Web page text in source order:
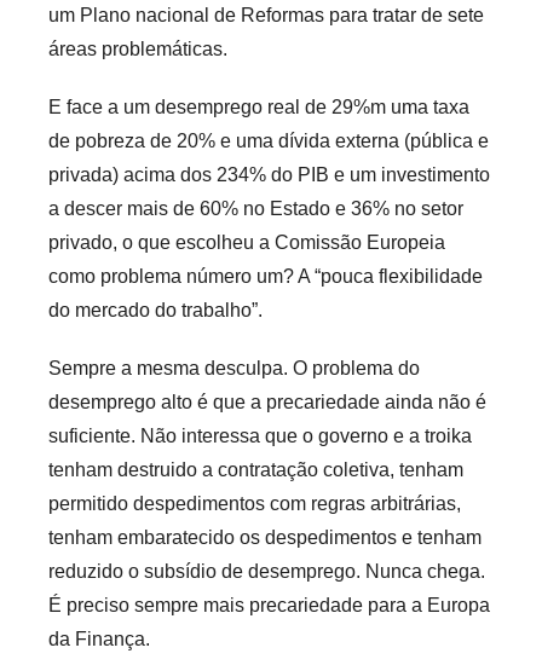
l
i
v
e
i
s
um Plano nacional de Reformas para tratar de sete
áreas problemáticas.
E face a um desemprego real de 29%m uma taxa
de pobreza de 20% e uma dívida externa (pública e
privada) acima dos 234% do PIB e um investimento
a descer mais de 60% no Estado e 36% no setor
privado, o que escolheu a Comissão Europeia
como problema número um? A “pouca flexibilidade
do mercado do trabalho”.
Sempre a mesma desculpa. O problema do
desemprego alto é que a precariedade ainda não é
suficiente. Não interessa que o governo e a troika
tenham destruido a contratação coletiva, tenham
permitido despedimentos com regras arbitrárias,
tenham embaratecido os despedimentos e tenham
reduzido o subsídio de desemprego. Nunca chega.
É preciso sempre mais precariedade para a Europa
da Finança.